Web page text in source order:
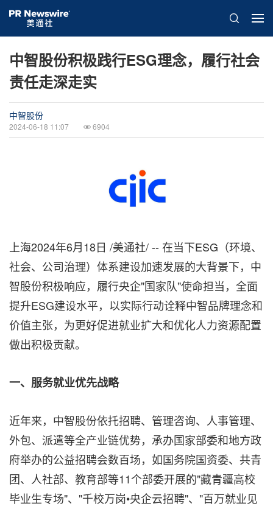
中智股份积极践行ESG理念，履行社会
责任走深走实
中智股份
2024-06-18 11:07 6904
上海2024年6月18日 /美通社/ -- 在当下ESG（环境、
社会、公司治理）体系建设加速发展的大背景下，中
智股份积极响应，履行央企"国家队"使命担当，全面
提升ESG建设水平，以实际行动诠释中智品牌理念和
价值主张，为更好促进就业扩大和优化人力资源配置
做出积极贡献。
一、 服务就业优先战略
近年来，中智股份依托招聘、管理咨询、人事管理、
外包、派遣等全产业链优势，承办国家部委和地方政
府举办的公益招聘会数百场，如国务院国资委、共青
团、人社部、教育部等11个部委开展的"藏青疆高校
毕业生专场"、"千校万岗•央企云招聘"、"百万就业见